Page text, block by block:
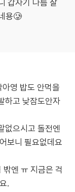
갑자기 나름 잘
용🥲
영 밥도 안먹을
하고 낮잠도안자
없으시고 돌전엔
보니 필요없데요
엔 ㅠ 지금은 걱
.